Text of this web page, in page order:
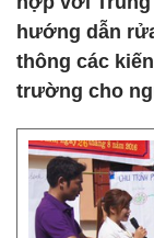
hướng dẫn
thông các
trường cho